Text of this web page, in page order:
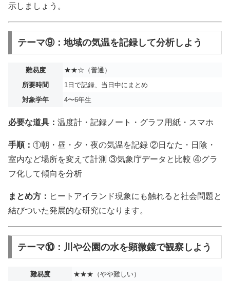
示しましょう。
テーマ⑨：地域の気温を記録して分析しよう
難易度
★★☆（普通）
所要時間
1日で記録、当日中にまとめ
対象学年
4〜6年生
必要な道具： 温度計・記録ノート・グラフ用紙・スマホ
手順： ①朝・昼・夕・夜の気温を記録 ②日なた・日陰・
室内など場所を変えて計測 ③気象庁データと比較 ④グラ
フ化して傾向を分析
まとめ方： ヒートアイランド現象にも触れると社会問題と
結びついた発展的な研究になります。
テーマ⑩：川や公園の水を顕微鏡で観察しよう
難易度
★★★（やや難しい）